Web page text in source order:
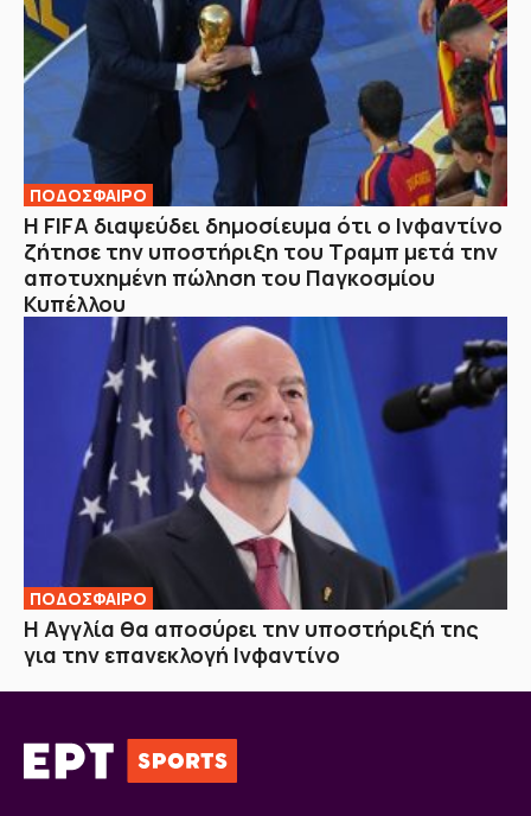
ΠΟΔΟΣΦΑΙΡΟ
Η FIFA διαψεύδει δημοσίευμα ότι ο Ινφαντίνο
ζήτησε την υποστήριξη του Τραμπ μετά την
αποτυχημένη πώληση του Παγκοσμίου
Κυπέλλου
ΠΟΔΟΣΦΑΙΡΟ
H Αγγλία θα αποσύρει την υποστήριξή της
για την επανεκλογή Ινφαντίνο